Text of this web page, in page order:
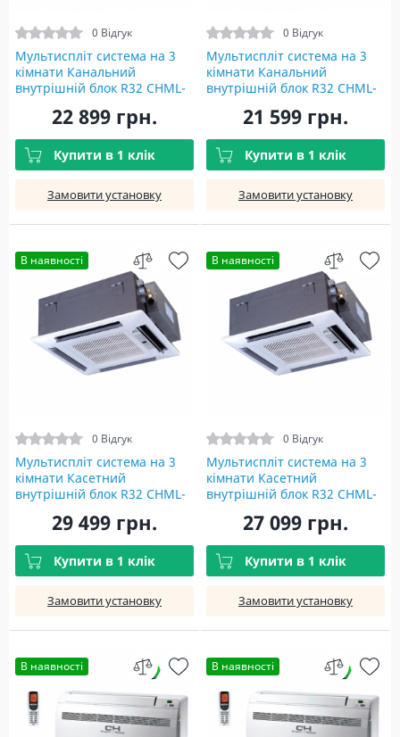
0 Відгук
Мультиспліт система на 3
кімнати Канальний
внутрішній блок R32 CHML-
22 899 грн.
Купити в 1 клік
Замовити установку
0 Відгук
Мультиспліт система на 3
кімнати Канальний
внутрішній блок R32 CHML-
21 599 грн.
Купити в 1 клік
Замовити установку
В наявності
0 Відгук
Мультиспліт система на 3
кімнати Касетний
внутрішній блок R32 CHML-
29 499 грн.
Купити в 1 клік
Замовити установку
В наявності
0 Відгук
Мультиспліт система на 3
кімнати Касетний
внутрішній блок R32 CHML-
27 099 грн.
Купити в 1 клік
Замовити установку
В наявності В наявності